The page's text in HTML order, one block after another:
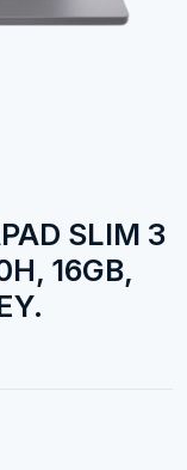
SLIM 3
16GB,